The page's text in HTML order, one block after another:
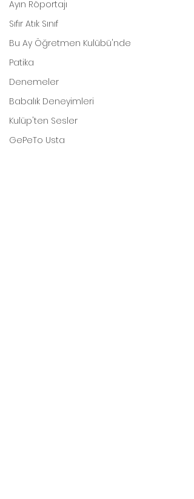
Ayın Röportajı
Sıfır Atık Sınıf
Bu Ay Öğretmen Kulübü'nde
Patika
Denemeler
Babalık Deneyimleri
Kulüp'ten Sesler
GePeTo Usta